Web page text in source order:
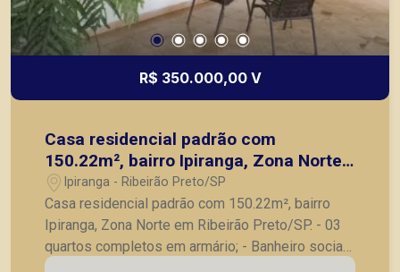
R$ 350.000,00 V
Casa residencial padrão com
150.22m², bairro Ipiranga, Zona Norte
em Ribeirão Preto/SP.
Ipiranga - Ribeirão Preto/SP
Casa residencial padrão com 150.22m², bairro
Ipiranga, Zona Norte em Ribeirão Preto/SP. - 03
quartos completos em armário; - Banheiro social;
- Sala; - Cozinha com gabinete; - Lavanderia; -